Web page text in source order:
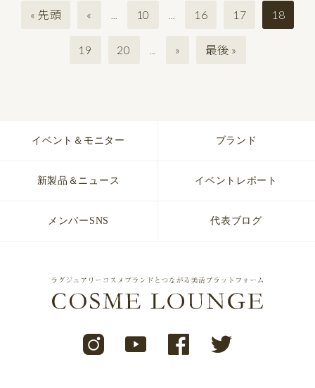
« 先頭 « ... 10 ... 16 17 18
19 20 ... » 最後 »
イベント＆モニター ブランド
新製品＆ニュース イベントレポート
メンバーSNS 代表ブログ